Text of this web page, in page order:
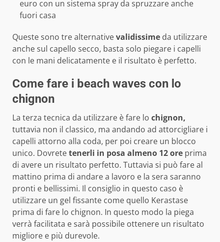
euro con un sistema spray da spruzzare anche
fuori casa
Queste sono tre alternativevalidissime da utilizzare
anche sul capello secco, basta solo piegare i capelli
con le mani delicatamente e il risultato è perfetto.
Come fare i beach waves con lo
chignon
La terza tecnica da utilizzare è fare lo chignon,
tuttavia non il classico, ma andando ad attorcigliare i
capelli attorno alla coda, per poi creare un blocco
unico. Dovretetenerli in posa almeno 12 ore prima
di avere un risultato perfetto. Tuttavia si può fare al
mattino prima di andare a lavoro e la sera saranno
pronti e bellissimi. Il consiglio in questo caso è
utilizzare un gel fissante come quello Kerastase
prima di fare lo chignon. In questo modo la piega
verrà facilitata e sarà possibile ottenere un risultato
migliore e più durevole.